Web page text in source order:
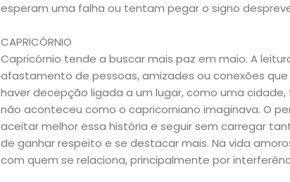
Pets
Receitas
Saúde
e
Qualidade
esperam uma falha ou tentam pegar o signo
CAPRICÓRNIO
Capricórnio tende a buscar mais paz em maio. A
afastamento de pessoas, amizades ou conexões
haver decepção ligada a um lugar, como uma
não aconteceu como o capricorniano imaginava. O
aceitar melhor essa história e seguir sem carregar
de ganhar respeito e se destacar mais. Na vida
com quem se relaciona, principalmente por